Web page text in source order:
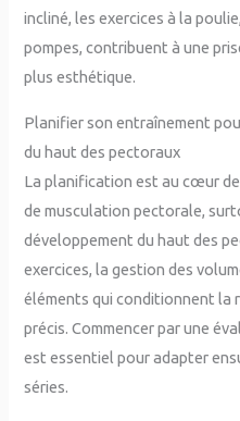
incliné, les exercices à la
pompes, contribuent à une
plus esthétique.
Planifier son entraînement
du haut des pectoraux
La planification est au cœur
de musculation pectorale,
développement du haut des
exercices, la gestion des
éléments qui conditionnent la
précis. Commencer par une
est essentiel pour adapter
séries.